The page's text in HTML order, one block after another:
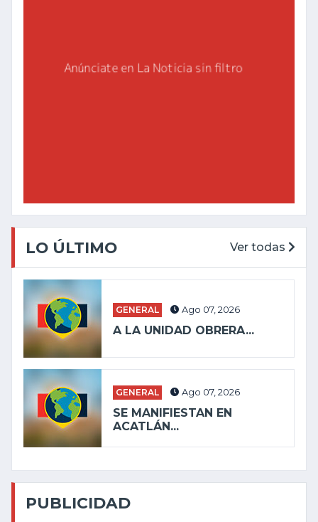
LO ÚLTIMO Ver todas
GENERAL Ago 07, 2026
A LA UNIDAD OBRERA...
GENERAL Ago 07, 2026
SE MANIFIESTAN EN
ACATLÁN...
PUBLICIDAD